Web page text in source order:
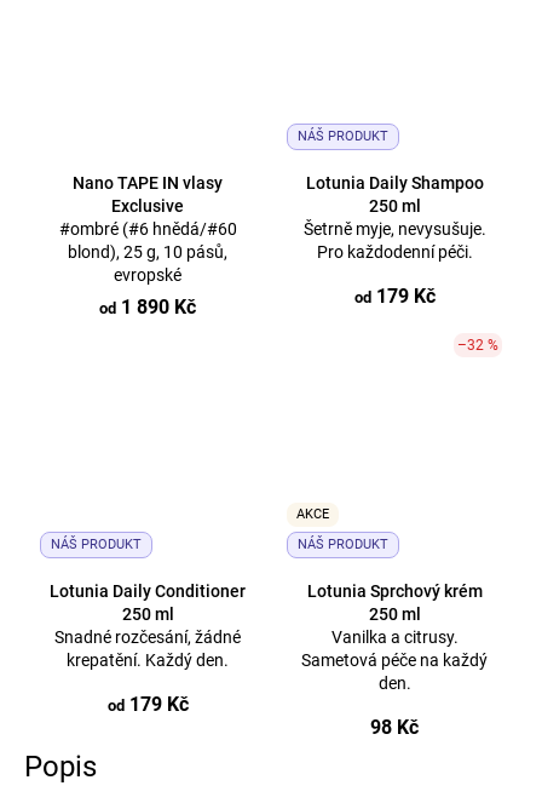
Nano TAPE IN vlasy
Exclusive
#ombré (#6 hnědá/#60
blond), 25 g, 10 pásů,
evropské
od 1 890 Kč
NÁŠ PRODUKT
Lotunia Daily Shampoo
250 ml
Šetrně myje, nevysušuje.
Pro každodenní péči.
od179 Kč
NÁŠ PRODUKT
Lotunia Daily Conditioner
250 ml
Snadné rozčesání, žádné
krepatění. Každý den.
od179 Kč
AKCE
NÁŠ PRODUKT
–32 %
Lotunia Sprchový krém
250 ml
Vanilka a citrusy.
Sametová péče na každý
den.
98 Kč
Popis